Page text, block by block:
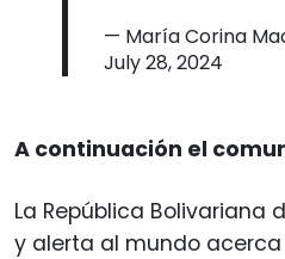
— María Corina
July 28, 2024
A continuación el
La República Bolivariana
y alerta al mundo